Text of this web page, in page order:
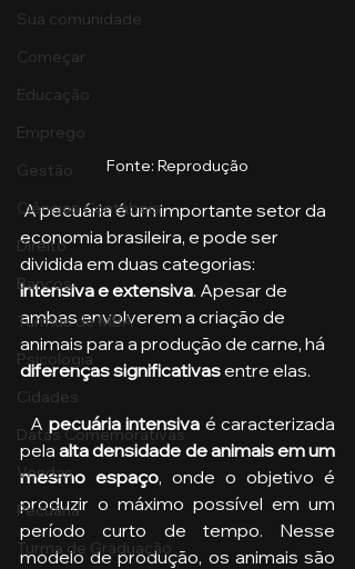
Sua comunidade
Começar
Educação
Emprego
Gestão
Ciências Contábeis
Direito
Bancos
Turmas de MBA
Psicologia
Cidades
Datas Comemorativas
Vendas
Pecuária
Turma de Graduação
Fonte: Reprodução
A pecuária é um importante setor da
economia brasileira, e pode ser
dividida em duas categorias:
intensiva e extensiva. Apesar de
ambas envolverem a criação de
animais para a produção de carne, há
diferenças significativas entre elas.
  A
pecuária intensiva é caracterizada
pela alta densidade de animais em um
mesmo espaço, onde o objetivo é
produzir o máximo possível em um
período curto de tempo. Nesse
modelo de produção, os animais são